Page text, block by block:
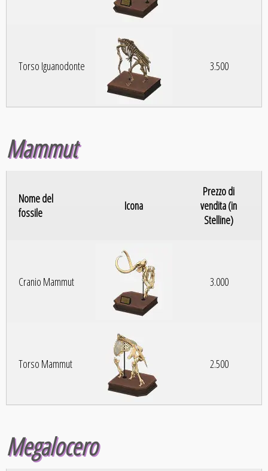
Torso Iguanodonte 3.500
Mammut
Nome del
fossile
Icona
Prezzo di
vendita (in
Stelline)
Cranio Mammut 3.000
Torso Mammut 2.500
Megalocero